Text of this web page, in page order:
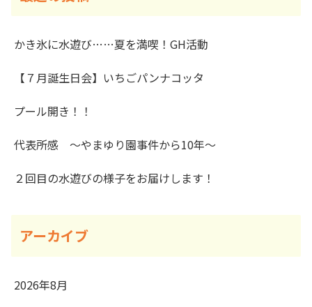
かき氷に水遊び……夏を満喫！GH活動
【７月誕生日会】いちごパンナコッタ
プール開き！！
代表所感 ～やまゆり園事件から10年～
２回目の水遊びの様子をお届けします！
アーカイブ
2026年8月